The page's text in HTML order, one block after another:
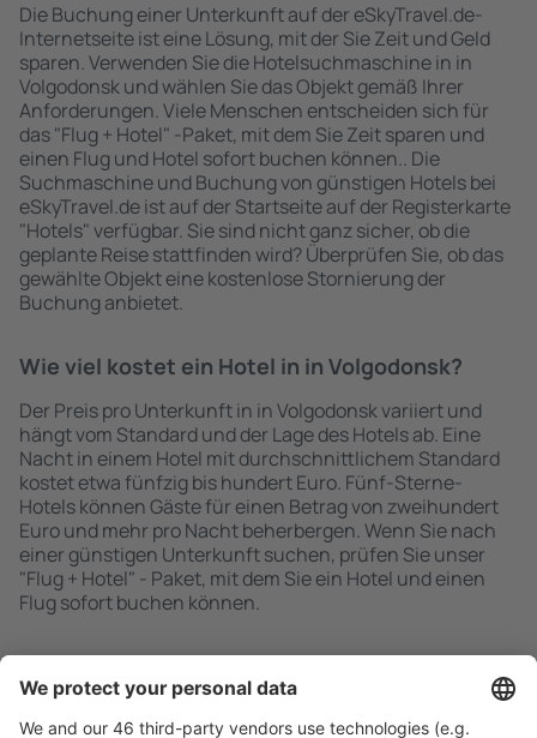
Die Buchung einer Unterkunft auf der eSkyTravel.de-
Internetseite ist eine Lösung, mit der Sie Zeit und Geld
sparen. Verwenden Sie die Hotelsuchmaschine in in
Volgodonsk und wählen Sie das Objekt gemäß Ihrer
Anforderungen. Viele Menschen entscheiden sich für
das "Flug + Hotel" -Paket, mit dem Sie Zeit sparen und
einen Flug und Hotel sofort buchen können.. Die
Suchmaschine und Buchung von günstigen Hotels bei
eSkyTravel.de ist auf der Startseite auf der Registerkarte
"Hotels" verfügbar. Sie sind nicht ganz sicher, ob die
geplante Reise stattfinden wird? Überprüfen Sie, ob das
gewählte Objekt eine kostenlose Stornierung der
Buchung anbietet.
Wie viel kostet ein Hotel in in Volgodonsk?
Der Preis pro Unterkunft in in Volgodonsk variiert und
hängt vom Standard und der Lage des Hotels ab. Eine
Nacht in einem Hotel mit durchschnittlichem Standard
kostet etwa fünfzig bis hundert Euro. Fünf-Sterne-
Hotels können Gäste für einen Betrag von zweihundert
Euro und mehr pro Nacht beherbergen. Wenn Sie nach
einer günstigen Unterkunft suchen, prüfen Sie unser
"Flug + Hotel" - Paket, mit dem Sie ein Hotel und einen
Flug sofort buchen können.
Schnell und einfach suchen